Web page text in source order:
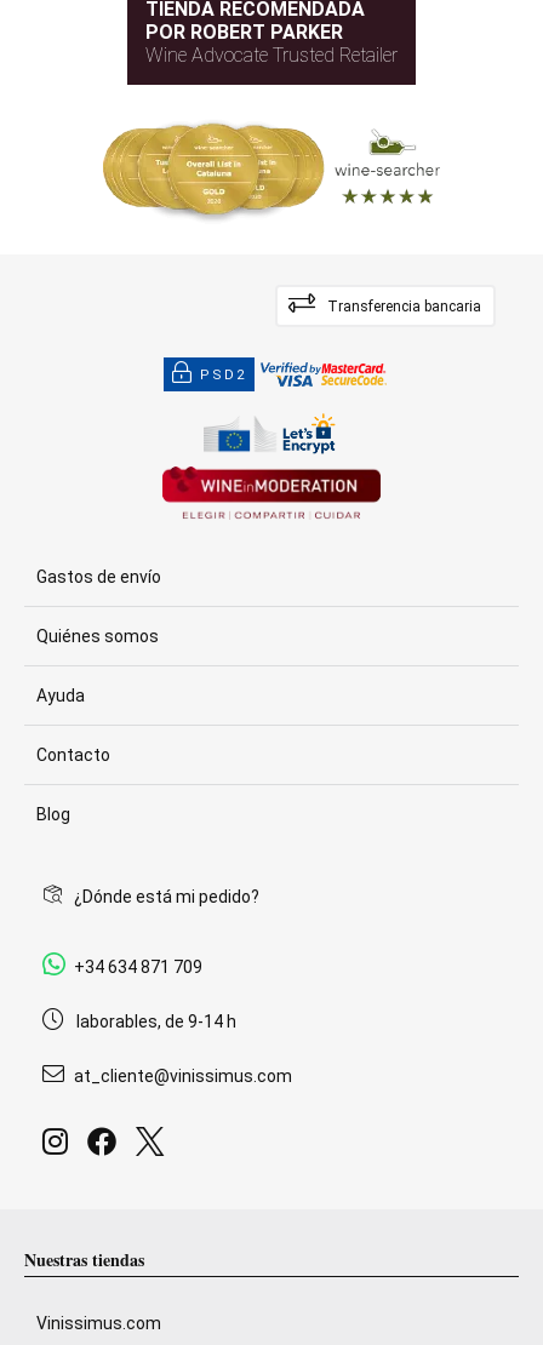
TIENDA RECOMENDADA
POR ROBERT PARKER
Wine Advocate Trusted Retailer
Transferencia bancaria
PSD2
Gastos de envío
Quiénes somos
Ayuda
Contacto
Blog
¿Dónde está mi pedido?
+34 634 871 709
laborables, de 9-14 h
at_cliente@vinissimus.com
Nuestras tiendas
Vinissimus.com